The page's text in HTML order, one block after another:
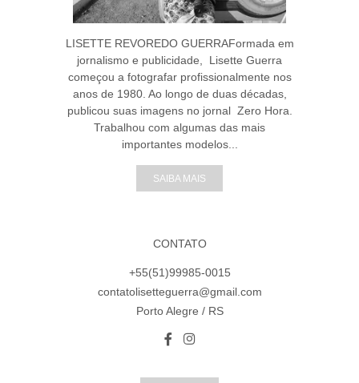
LISETTE REVOREDO GUERRAFormada em
jornalismo e publicidade, Lisette Guerra
começou a fotografar profissionalmente nos
anos de 1980. Ao longo de duas décadas,
publicou suas imagens no jornal Zero Hora.
Trabalhou com algumas das mais
importantes modelos...
SAIBA MAIS
CONTATO
+55(51)99985-0015
contatolisetteguerra@gmail.com
Porto Alegre / RS